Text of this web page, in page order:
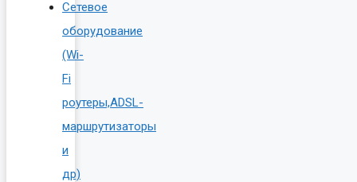
Сетевое
оборудование
(Wi-
Fi
роутеры,ADSL-
маршрутизаторы
и
др)